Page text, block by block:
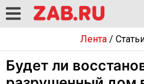
Лента/
Будет ли